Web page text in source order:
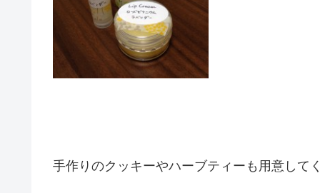
手作りのクッキーやハーブティーも用意して